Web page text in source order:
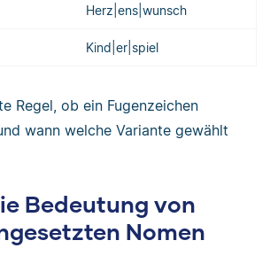
Herz|ens|wunsch
Kind|er|spiel
Regel, ob ein Fugenzeichen
wann welche Variante gewählt
Bedeutung von
Nomen